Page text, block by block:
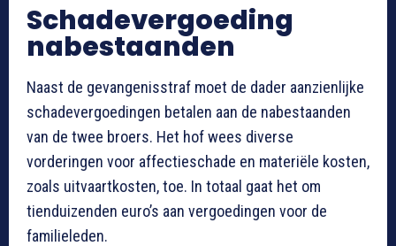
Schadevergoeding
nabestaanden
Naast de gevangenisstraf moet de dader aanzienlijke
schadevergoedingen betalen aan de nabestaanden
van de twee broers. Het hof wees diverse
vorderingen voor affectieschade en materiële kosten,
zoals uitvaartkosten, toe. In totaal gaat het om
tienduizenden euro’s aan vergoedingen voor de
familieleden.